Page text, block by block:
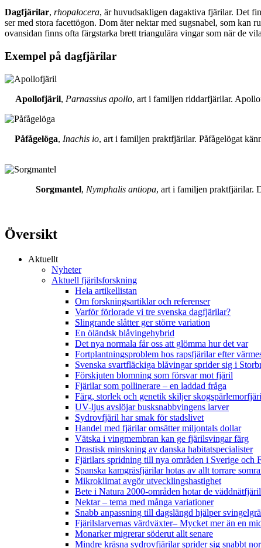
Dagfjärilar, rhopalocera, är huvudsakligen dagaktiva fjärilar. Det
ser med stora facettögon. Dom äter nektar med sugsnabel, som
ovansidan finns ofta färgstarka brett triangulära vingar som när de
Exempel på dagfjärilar
Apollofjäril, Parnassius apollo, art i familjen riddarfjärilar.
Påfågelöga, Inachis io, art i familjen praktfjärilar. Påfågelögat
Sorgmantel, Nymphalis antiopa, art i familjen praktfjärilar.
Översikt
Aktuellt
Nyheter
Aktuell fjärilsforskning
Hela artikellistan
Om forskningsartiklar och referenser
Varför förlorade vi tre svenska dagfjärilar?
Slingrande slåtter ger större variation
En öländsk blåvingehybrid
Det nya normala får oss att glömma hur det var
Fortplantningsproblem hos rapsfjärilar efter
Svenska svartfläckiga blåvingar sprider sig i
Förskjuten blomning som försvar mot fjäril
Fjärilar som pollinerare – en laddad fråga
Färg, storlek och genetik skiljer
UV-ljus avslöjar busksnabbvingens larver
Sydrovfjäril har smak för stadslivet
Handel med fjärilar omsätter miljontals dollar
Vätska i vingmembran kan ge fjärilsvingar färg
Drastisk minskning av danska habitatspecialister
Fjärilars spridning till nya områden i Sverige och
Spanska kamgräsfjärilar hotas av allt torrare
Mikroklimat avgör utvecklingshastighet
Bete i Natura 2000-områden hotar de
Nektar – tema med många variationer
Snabb anpassning till dagslängd hjälper
Fjärilslarvernas värdväxter– Mycket mer än en
Monarker migrerar söderut allt senare
Mindre kräsna sydrovfjärilar sprider sig snabbt